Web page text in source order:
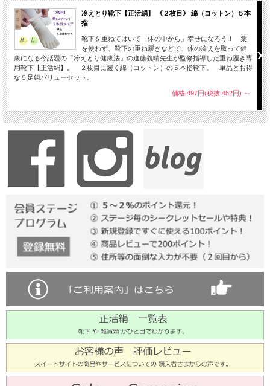
冷えとり靴下【正活絹】 《２枚目》 綿（コットン）５本
指
靴下を重ねてはいて「体の中から」幸せになろう！ 薬
を使わず、靴下の重ね履きなどで、体の冷えを取って健
康になる今話題の「冷えとり健康法」の進藤義晴先生が監修指導した重ね履き専
用靴下【正活絹】。 ２枚目に履く綿（コットン）の５本指靴下。 単品とお得
な５足組バリューセット。
価格:497円(税抜 452円) ～